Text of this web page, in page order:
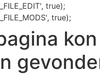
true);
true);